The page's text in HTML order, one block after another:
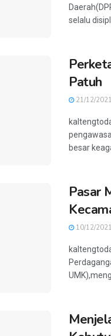
selalu
Patuh
21/12/2021
besar
Pasar
10/12/2021